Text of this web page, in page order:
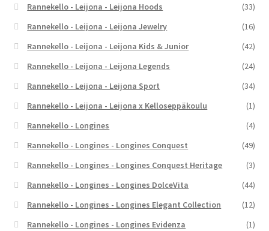
Rannekello - Leijona - Leijona Hoods
(33)
Rannekello - Leijona - Leijona Jewelry
(16)
Rannekello - Leijona - Leijona Kids & Junior
(42)
Rannekello - Leijona - Leijona Legends
(24)
Rannekello - Leijona - Leijona Sport
(34)
Rannekello - Leijona - Leijona x Kelloseppäkoulu
(1)
Rannekello - Longines
(4)
Rannekello - Longines - Longines Conquest
(49)
Rannekello - Longines - Longines Conquest Heritage
(3)
Rannekello - Longines - Longines DolceVita
(44)
Rannekello - Longines - Longines Elegant Collection
(12)
Rannekello - Longines - Longines Evidenza
(1)